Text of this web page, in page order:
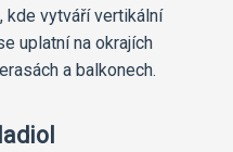
kde vytváří vertikální
uplatní na okrajích
a balkonech.